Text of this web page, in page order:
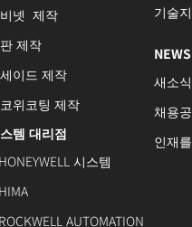
넷 제작
제작
이드 제작
위코팅 제작
템 대리점
HONEYWELL 시스템
HIMA
ROCKWELL AUTOMATION
기술
새소식
채용
인재